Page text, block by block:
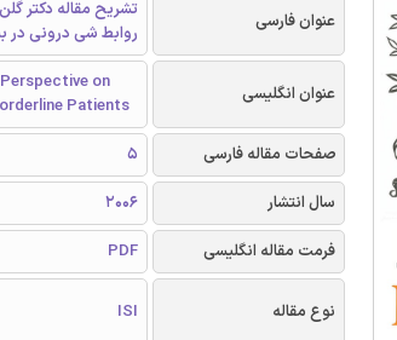
عنوان فارسی
تشریح مقاله دکتر
روابط شی درونی در
عنوان انگلیسی
on
Patients
صفحات مقاله فارسی
5
سال انتشار
2006
فرمت مقاله انگلیسی
PDF
نوع مقاله ISI